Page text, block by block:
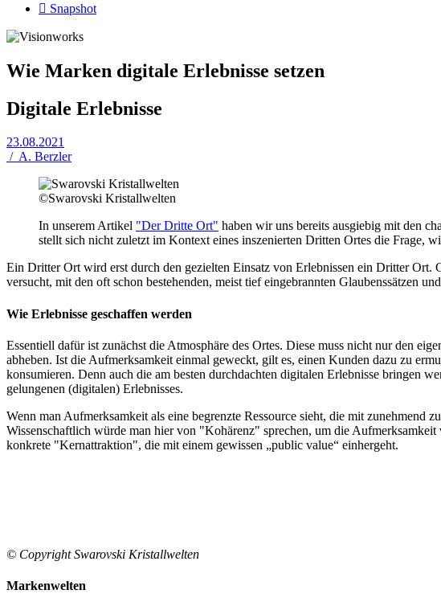
 Snapshot
Wie Marken digitale Erlebnisse setzen
Digitale Erlebnisse
23.08.2021
/ A. Berzler
©Swarovski Kristallwelten
In unserem Artikel "Der Dritte Ort" haben wir uns bereits ausgiebig mit den
stellt sich nicht zuletzt im Kontext eines inszenierten Dritten Ortes die Frage,
Ein Dritter Ort wird erst durch den gezielten Einsatz von Erlebnissen ein Dritter Ort.
versucht, mit den oft schon bestehenden, meist tief eingebrannten Glaubenssätzen
Wie Erlebnisse geschaffen werden
Essentiell dafür ist zunächst die Atmosphäre des Ortes. Diese muss nicht nur den
abheben. Ist die Aufmerksamkeit einmal geweckt, gilt es, einen Kunden dazu zu
konsumieren. Denn auch die am besten durchdachten digitalen Erlebnisse bringen
gelungenen (digitalen) Erlebnisses.
Wenn man Aufmerksamkeit als eine begrenzte Ressource sieht, die mit zunehmend
Wissenschaftlich würde man hier von "Kohärenz" sprechen, um die
konkrete "Kernattraktion", die mit einem gewissen „public value“ einhergeht.
© Copyright Swarovski Kristallwelten
Markenwelten